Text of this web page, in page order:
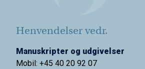
Henvendelser vedr.
Manuskripter og udgivelser
Mobil: +45 40 20 92 07